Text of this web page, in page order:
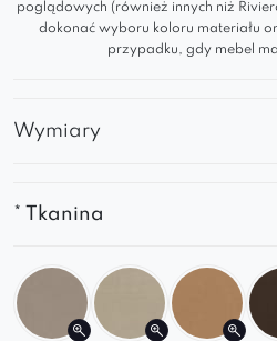
poglądowych (również innych niż
dokonać wyboru koloru materiału
przypadku, gdy mebel
Wymiary
* Tkanina